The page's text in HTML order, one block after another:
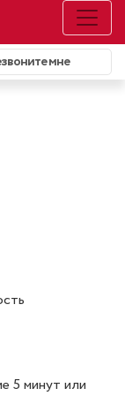
мне
5 минут или